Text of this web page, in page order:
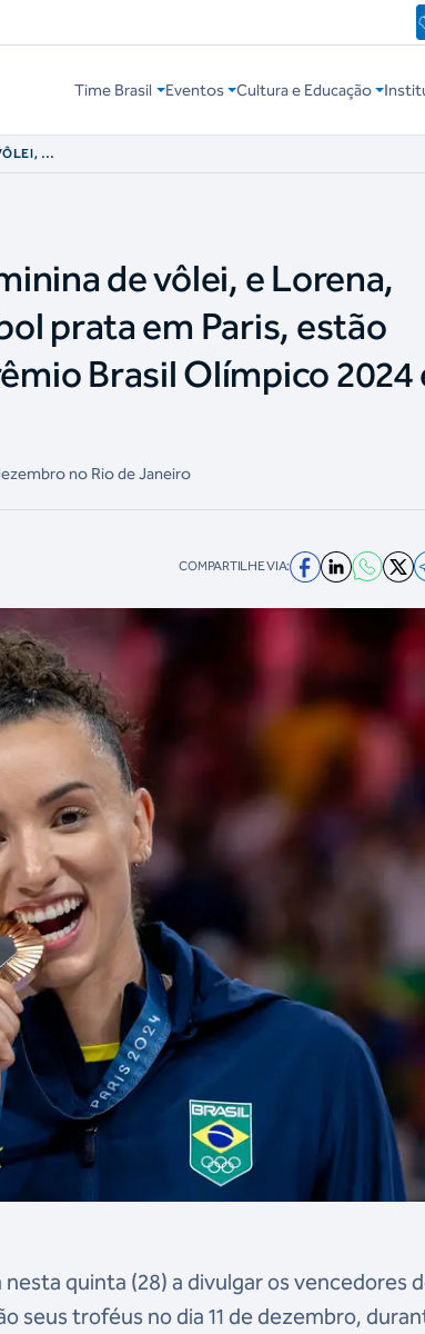
Time Brasil Eventos Cultura e Educação
E
de vôlei, e Lorena,
prata em Paris, estão
Brasil Olímpico 2024
no Rio de Janeiro
COMPARTILHE VIA:
quinta (28) a divulgar os vencedores
seus troféus no dia 11 de dezembro,